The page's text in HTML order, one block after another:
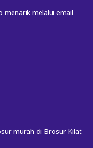
melalui email
murah di Brosur Kilat